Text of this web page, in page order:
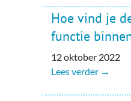
Hoe vind je
functie
12 oktober 2022
Lees verder →